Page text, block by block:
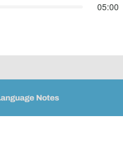
05:00
Notes